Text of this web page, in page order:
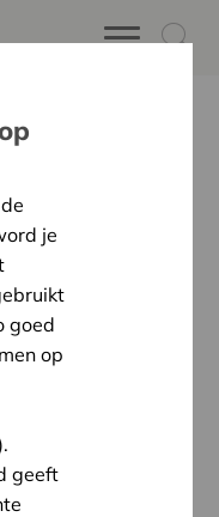
via kmo-
ondernemer
voor onze
niet langer in
je
goed
op
geeft